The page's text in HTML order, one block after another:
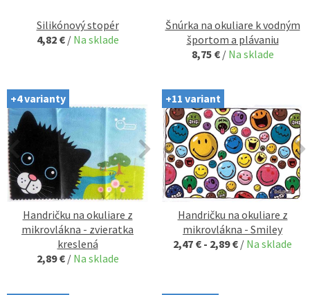
Silikónový stopér
4,82 € / Na sklade
Šnúrka na okuliare k vodným
športom a plávaniu
8,75 € / Na sklade
+4 varianty
Handričku na okuliare z
mikrovlákna - zvieratka
kreslená
2,89 € / Na sklade
+11 variant
Handričku na okuliare z
mikrovlákna - Smiley
2,47 € - 2,89 € / Na sklade